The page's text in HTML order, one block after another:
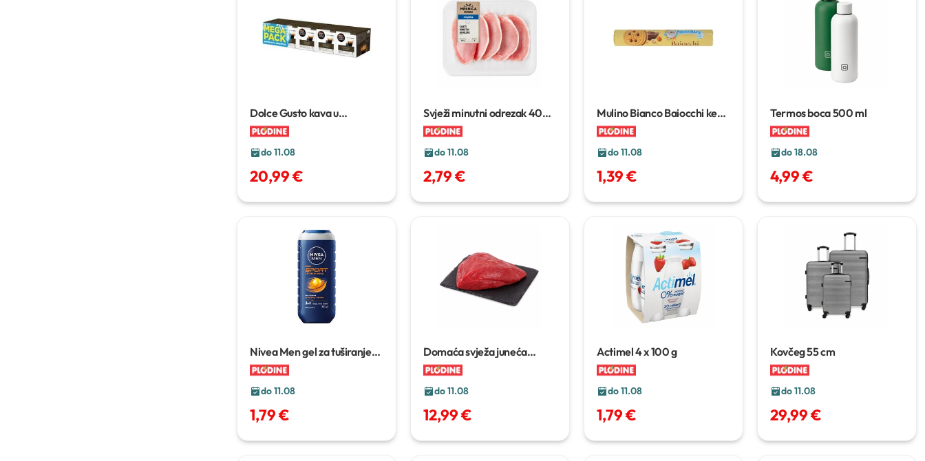
Dolce Gusto kava u
kapsulama
g
do 11.08
20,99 €
Svježi minutni odrezak400
g
do 11.08
2,79 €
Mulino Bianco Baiocchi keksi
168–260 g
do 11.08
1,39 €
Termos boca500 ml
do 18.08
4,99 €
Nivea Men gel za tuširanje
250 ml
do 11.08
1,79 €
Domaća svježa juneća
lopatica
do 11.08
12,99 €
Actimel4 x 100 g
do 11.08
1,79 €
Kovčeg55 cm
do 11.08
29,99 €